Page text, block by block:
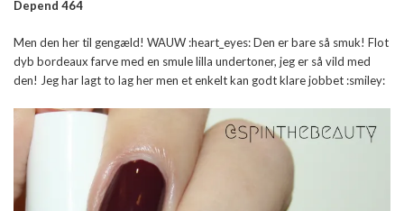
Depend 464
Men den her til gengæld! WAUW :heart_eyes: Den er bare så smuk! Flot
dyb bordeaux farve med en smule lilla undertoner, jeg er så vild med
den! Jeg har lagt to lag her men et enkelt kan godt klare jobbet :smiley: